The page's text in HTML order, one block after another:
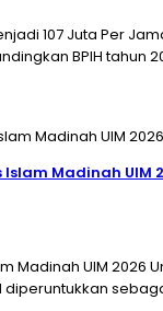
107 Juta Per
BPIH
Madinah UIM
Madinah UIM
diperuntukkan